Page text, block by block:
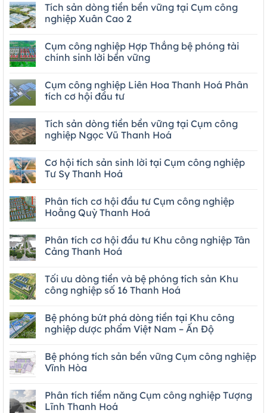
Tích sản dòng tiền bền vững tại Cụm công
nghiệp Xuân Cao 2
Cụm công nghiệp Hợp Thắng bệ phóng tài
chính sinh lời bền vững
Cụm công nghiệp Liên Hoa Thanh Hoá Phân
tích cơ hội đầu tư
Tích sản dòng tiền bền vững tại Cụm công
nghiệp Ngọc Vũ Thanh Hoá
Cơ hội tích sản sinh lời tại Cụm công nghiệp
Tư Sy Thanh Hoá
Phân tích cơ hội đầu tư Cụm công nghiệp
Hoằng Quỳ Thanh Hoá
Phân tích cơ hội đầu tư Khu công nghiệp Tân
Cảng Thanh Hoá
Tối ưu dòng tiền và bệ phóng tích sản Khu
công nghiệp số 16 Thanh Hoá
Bệ phóng bứt phá dòng tiền tại Khu công
nghiệp dược phẩm Việt Nam – Ấn Độ
Bệ phóng tích sản bền vững Cụm công nghiệp
Vĩnh Hòa
Phân tích tiềm năng Cụm công nghiệp Tượng
Lĩnh Thanh Hoá